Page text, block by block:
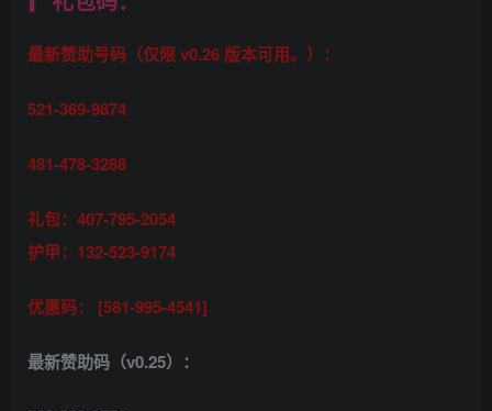
最新赞助号码（仅限 v0.26 版本可用。）：
521-369-9874
481-478-3288
礼包：407-795-2054
护甲：132-523-9174
优惠码： [581-995-4541]
最新赞助码（v0.25）：